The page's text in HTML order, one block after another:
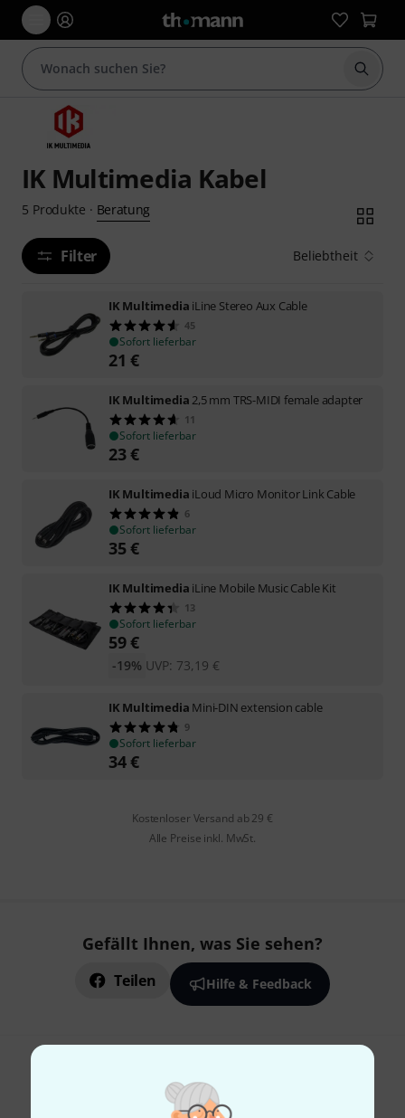
Suche
IK Multimedia Kabel
5 Produkte · Beratung
Filter Beliebtheit
IK Multimedia iLine Stereo Aux Cable
45
Sofort lieferbar
21 €
IK Multimedia 2,5 mm TRS-MIDI female adapter
11
Sofort lieferbar
23€
IK Multimedia iLoud Micro Monitor Link Cable
6
Sofort lieferbar
35€
IK Multimedia iLine Mobile Music Cable Kit
13
Sofort lieferbar
59€
UVP: 73,19 €
-19%
IK Multimedia Mini-DIN extension cable
9
Sofort lieferbar
34€
Kostenloser Versand ab 29 €
Alle Preise inkl. MwSt.
Gefällt Ihnen, was Sie sehen?
Teilen Hilfe & Feedback